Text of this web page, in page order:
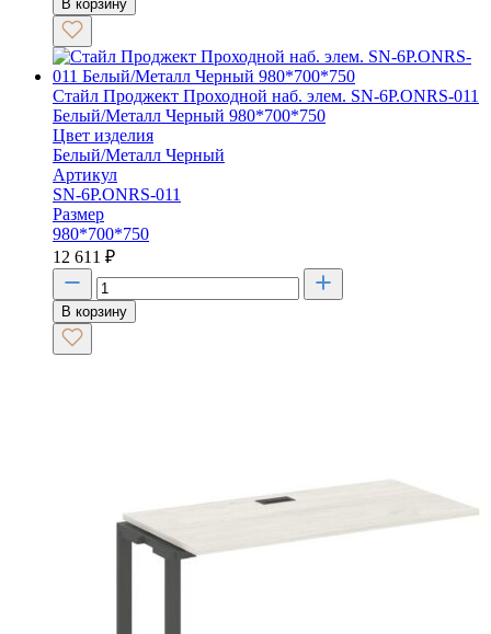
В корзину
Стайл Проджект Проходной наб. элем. SN-6P.ONRS-011
Белый/Металл Черный 980*700*750
Цвет изделия
Белый/Металл Черный
Артикул
SN-6P.ONRS-011
Размер
980*700*750
12 611 ₽
В корзину